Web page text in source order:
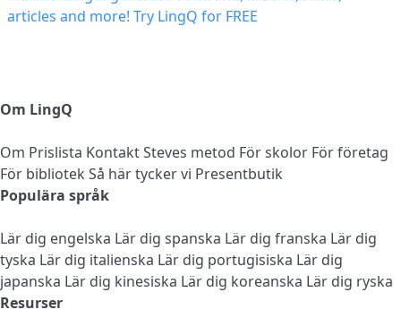
Om LingQ
Om Prislista KontaktSteves metod För skolor För företag
För bibliotek Så här tycker vi Presentbutik
Populära språk
Lär dig engelska Lär dig spanska Lär dig franska Lär dig
tyska Lär dig italienska Lär dig portugisiska Lär dig
japanska Lär dig kinesiska Lär dig koreanska Lär dig ryska
Resurser